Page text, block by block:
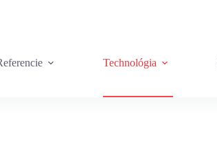
Technológia